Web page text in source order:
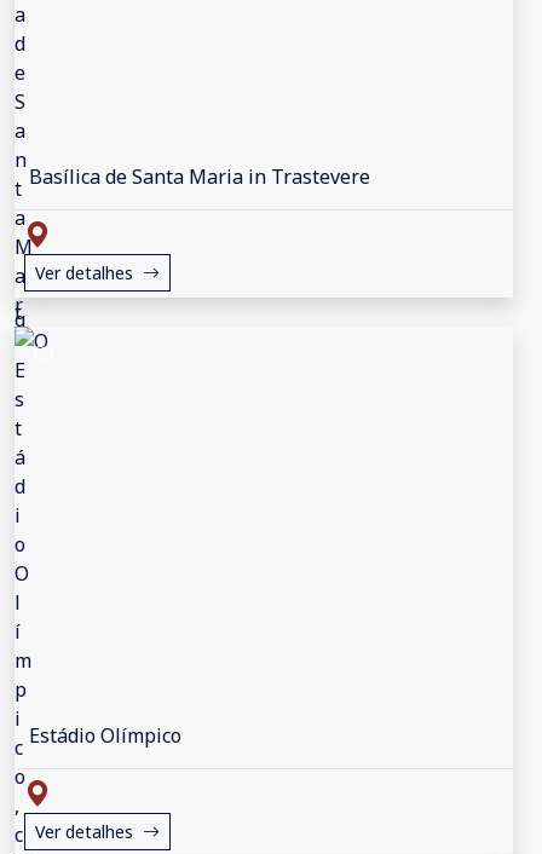
Basílica de Santa Maria in Trastevere
Ver detalhes
Estádio Olímpico
Ver detalhes